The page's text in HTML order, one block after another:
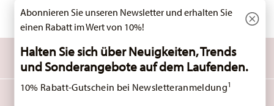
ENTDECKEN SIE UNSERE MARKEN
Design & Funktionalität für Ihr Zuhause
Abonnieren Sie unseren Newsletter und erhalten Sie
einen Rabatt im Wert von 10%!
Halten Sie sich über Neuigkeiten, Trends
und Sonderangebote auf dem Laufenden.
10% Rabatt-Gutschein bei Newsletteranmeldung1